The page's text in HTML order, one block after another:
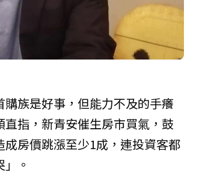
族是好事，但能力不及的手癢
指，新青安催生房市買氣，鼓
房價跳漲至少1成，連投資客都
。